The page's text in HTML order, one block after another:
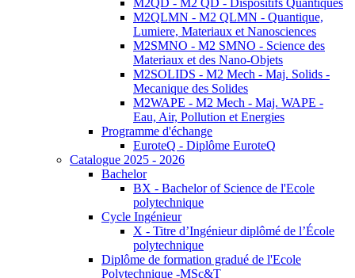
M2QD - M2 QD - Dispositifs Quantiques
M2QLMN - M2 QLMN - Quantique,
Lumiere, Materiaux et Nanosciences
M2SMNO - M2 SMNO - Science des
Materiaux et des Nano-Objets
M2SOLIDS - M2 Mech - Maj. Solids -
Mecanique des Solides
M2WAPE - M2 Mech - Maj. WAPE -
Eau, Air, Pollution et Energies
Programme d'échange
EuroteQ - Diplôme EuroteQ
Catalogue 2025 - 2026
Bachelor
BX - Bachelor of Science de l'Ecole
polytechnique
Cycle Ingénieur
X - Titre d’Ingénieur diplômé de l’École
polytechnique
Diplôme de formation gradué de l'Ecole
Polytechnique -MSc&T